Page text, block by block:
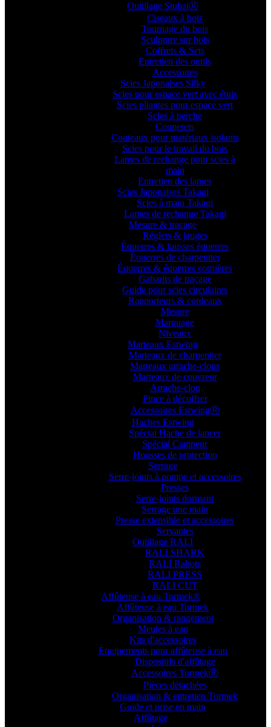
Outillage StubaiⓇ
Ciseaux à bois
Tournage du bois
Sculpture sur bois
Coffrets & Sets
Entretien des outils
Accessoires
Scies Japonaises Silky
Scies pour espace vert avec étuis
Scies pliantes pour espace vert
Scies à perche
Couperets
Couteaux pour matériaux isolants
Scies pour le travail du bois
Lames de rechange pour scies à
main
Entretien des lames
Scies Japonaises Takagi
Scies à main Takagi
Lames de rechange Takagi
Mesure & traçage
Réglets & jauges
Équerres & fausses équerres
Équerres de charpentier
Équerres & équerres cornières
Gabarits de traçage
Guide pour scies circulaires
Rapporteurs & cordeaux
Mesure
Marquage
Niveaux
Marteaux Estwing
Marteaux de charpentier
Marteaux arrache-clous
Marteaux de couvreur
Arrache-clou
Pince à décoffrer
Accessoires EstwingⓇ
Haches Estwing
Spécial Hache de lancer
Spécial Campeur
Housses de protection
Serrage
Serre-joints à pompe et accessoires
Presses
Serre-joints dormant
Serrage une main
Presse extensible et accessoires
Servantes
Outillage RALI
RALI SHARK
RALI Rabots
RALI PRESS
RALI CUT
Affûteuse à eau Tormek®
Affûteuse à eau Tormek
Organisation & rangement
Meules à eau
Kits d'accessoires
Équipements pour affûteuse à eau
Dispositifs d'affûtage
Accessoires TormekⓇ
Pièces détachées
Organisation & entretien Tormek
Guide et prise en main
Affûtage